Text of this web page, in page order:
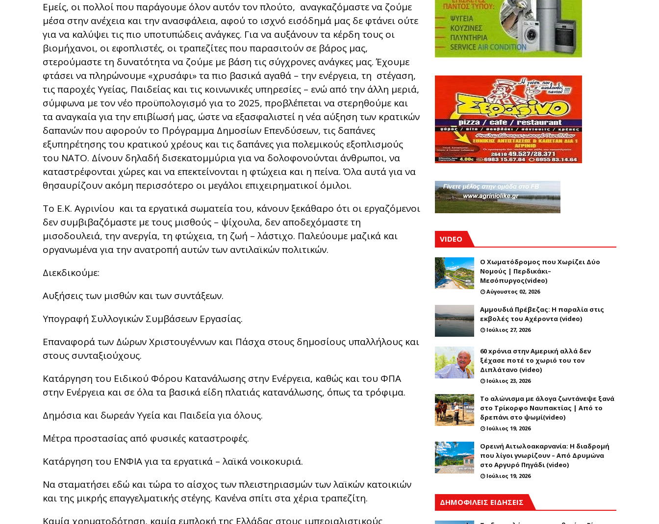
Εμείς, οι πολλοί που παράγουμε όλον αυτόν τον πλούτο, αναγκαζόμαστε να ζούμε
μέσα στην ανέχεια και την ανασφάλεια, αφού το ισχνό εισόδημά μας δε φτάνει ούτε
για να καλύψει τις πιο υποτυπώδεις ανάγκες. Για να αυξάνουν τα κέρδη τους οι
βιομήχανοι, οι εφοπλιστές, οι τραπεζίτες που παρασιτούν σε βάρος μας,
στερούμαστε τη δυνατότητα να ζούμε με βάση τις σύγχρονες ανάγκες μας. Έχουμε
φτάσει να πληρώνουμε «χρυσάφι» τα πιο βασικά αγαθά – την ενέργεια, τη στέγαση,
τις παροχές Υγείας, Παιδείας και τις κοινωνικές υπηρεσίες – ενώ από την άλλη μεριά,
σύμφωνα με τον νέο προϋπολογισμό για το 2025, προβλέπεται να στερηθούμε και
τα αναγκαία για την επιβίωσή μας, ώστε να εξασφαλιστεί η νέα αύξηση των κρατικών
δαπανών που αφορούν το Πρόγραμμα Δημοσίων Επενδύσεων, τις δαπάνες
εξυπηρέτησης του κρατικού χρέους και τις δαπάνες για πολεμικούς εξοπλισμούς
του ΝΑΤΟ. Δίνουν δηλαδή δισεκατομμύρια για να δολοφονούνται άνθρωποι, να
καταστρέφονται χώρες και να επεκτείνονται η φτώχεια και η πείνα. Όλα αυτά για να
θησαυρίζουν ακόμη περισσότερο οι μεγάλοι επιχειρηματικοί όμιλοι.
Το Ε.Κ. Αγρινίου και τα εργατικά σωματεία του, κάνουν ξεκάθαρο ότι οι εργαζόμενοι
δεν συμβιβαζόμαστε με τους μισθούς – ψίχουλα, δεν αποδεχόμαστε τη
μισοδουλειά, την ανεργία, τη φτώχεια, τη ζωή – λάστιχο. Παλεύουμε μαζικά και
οργανωμένα για την ανατροπή αυτών των αντιλαϊκών πολιτικών.
Διεκδικούμε:
Αυξήσεις των μισθών και των συντάξεων.
Υπογραφή Συλλογικών Συμβάσεων Εργασίας.
Επαναφορά των Δώρων Χριστουγέννων και Πάσχα στους δημοσίους υπαλλήλους και
στους συνταξιούχους.
Κατάργηση του Ειδικού Φόρου Κατανάλωσης στην Ενέργεια, καθώς και του ΦΠΑ
στην Ενέργεια και σε όλα τα βασικά είδη πλατιάς κατανάλωσης, όπως τα τρόφιμα.
Δημόσια και δωρεάν Υγεία και Παιδεία για όλους.
Μέτρα προστασίας από φυσικές καταστροφές.
Κατάργηση του ΕΝΦΙΑ για τα εργατικά – λαϊκά νοικοκυριά.
Να σταματήσει εδώ και τώρα το αίσχος των πλειστηριασμών των λαϊκών κατοικιών
και της μικρής επαγγελματικής στέγης. Κανένα σπίτι στα χέρια τραπεζίτη.
Καμία χρηματοδότηση, καμία εμπλοκή της Ελλάδας στους ιμπεριαλιστικούς
VIDEO
Ο Χωματόδρομος που Χωρίζει Δύο
Νομούς | Περδικάκι–
Μεσόπυργος(video)
Αύγουστος 02, 2026
Αμμουδιά Πρέβεζας: Η παραλία στις
εκβολές του Αχέροντα (video)
Ιούλιος 27, 2026
60 xρόνια στην Αμερική αλλά δεν
ξέχασε ποτέ το χωριό του τον
Διπλάτανο (video)
Ιούλιος 23, 2026
Το αλώνισμα με άλογα ζωντάνεψε ξανά
στο Τρίκορφο Ναυπακτίας | Από το
δρεπάνι στο ψωμί(video)
Ιούλιος 19, 2026
Ορεινή Αιτωλοακαρνανία: Η διαδρομή
που λίγοι γνωρίζουν – Από Δρυμώνα
στο Αργυρό Πηγάδι (video)
Ιούλιος 19, 2026
ΔΗΜΟΦΙΛΕΙΣ ΕΙΔΗΣΕΙΣ